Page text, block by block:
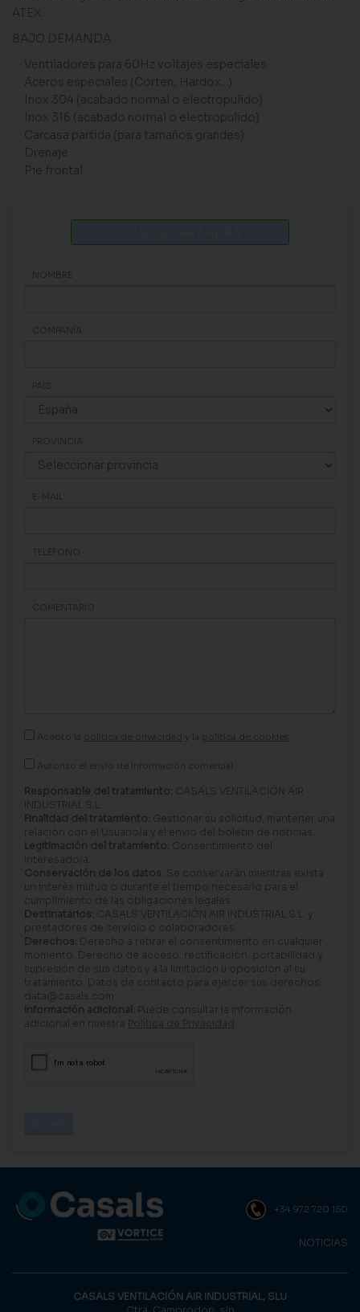
ATEX.
BAJO DEMANDA
· Ventiladores para 60Hz voltajes especiales.
· Aceros especiales (Corten, Hardox...)
· Inox 304 (acabado normal o electropulido)
· Inox 316 (acabado normal o electropulido)
· Carcasa partida (para tamaños grandes)
· Drenaje
· Pie frontal
NOMBRE
COMPANÍA
PAÍS
PROVINCIA
E-MAIL
TELÉFONO
COMENTARIO
Acepto la política de privacidad y la política de cookies
Autorizo el envío de información comercial.
Responsable del tratamiento: CASALS VENTILACIÓN AIR
INDUSTRIAL S.L.
Finalidad del tratamiento: Gestionar su solicitud, mantener una
relación con el Usuario/a y el envío del boletín de noticias.
Legitimación del tratamiento: Consentimiento del
interesado/a.
Conservación de los datos: Se conservarán mientras exista
un interés mutuo o durante el tiempo necesario para el
cumplimiento de las obligaciones legales.
Destinatarios: CASALS VENTILACIÓN AIR INDUSTRIAL S.L. y
prestadores de servicio o colaboradores.
Derechos: Derecho a retirar el consentimiento en cualquier
momento. Derecho de acceso, rectificación, portabilidad y
supresión de sus datos y a la limitación u oposición al su
tratamiento. Datos de contacto para ejercer sus derechos:
data@casals.com
Información adicional: Puede consultar la información
adicional en nuestra Política de Privacidad
+34 972 720 150
NOTICIAS
CASALS VENTILACIÓN AIR INDUSTRIAL, SLU